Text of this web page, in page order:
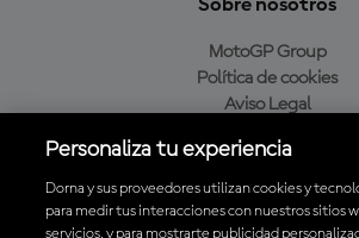
Sobre nosotros
MotoGP Group
Política de cookies
Aviso Legal
Política de compra
Personaliza tu experiencia
Dorna y sus proveedores utilizan cookies y
para medir tus interacciones con nuestros sitios
servicios, y para mostrarte publicidad